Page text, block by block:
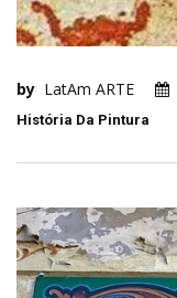
by LatAm ARTE
História Da Pintura